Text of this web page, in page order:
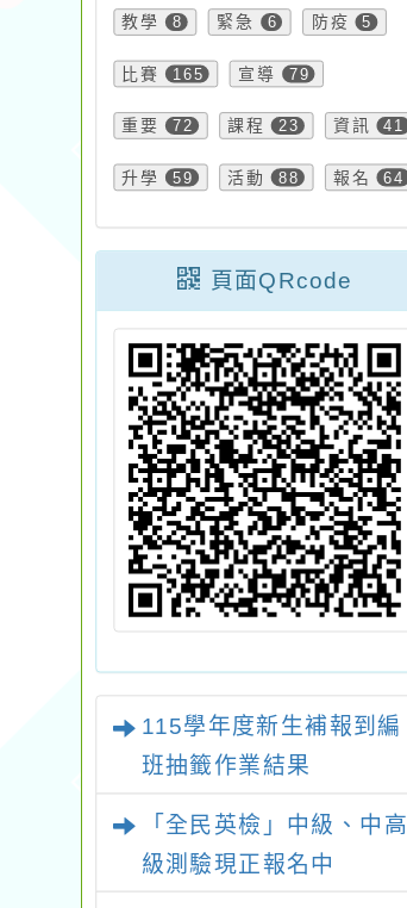
教學 8 緊急 6 防疫 5
比賽 165 宣導 79
重要 72 課程 23 資訊 41
升學 59 活動 88 報名 64
頁面QRcode
115學年度新生補報到編
班抽籤作業結果
「全民英檢」中級、中高
級測驗現正報名中